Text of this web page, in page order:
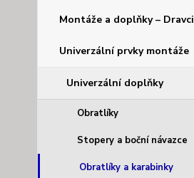
Montáže a doplňky – Dravci
Univerzální prvky montáže
Univerzální doplňky
Obratlíky
Stopery a boční návazce
Obratlíky a karabinky